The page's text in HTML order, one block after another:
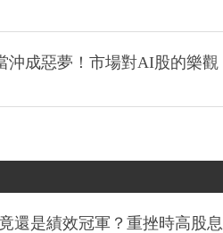
沖成惡夢！市場對AI股的樂觀
還是績效冠軍？重挫時高股息